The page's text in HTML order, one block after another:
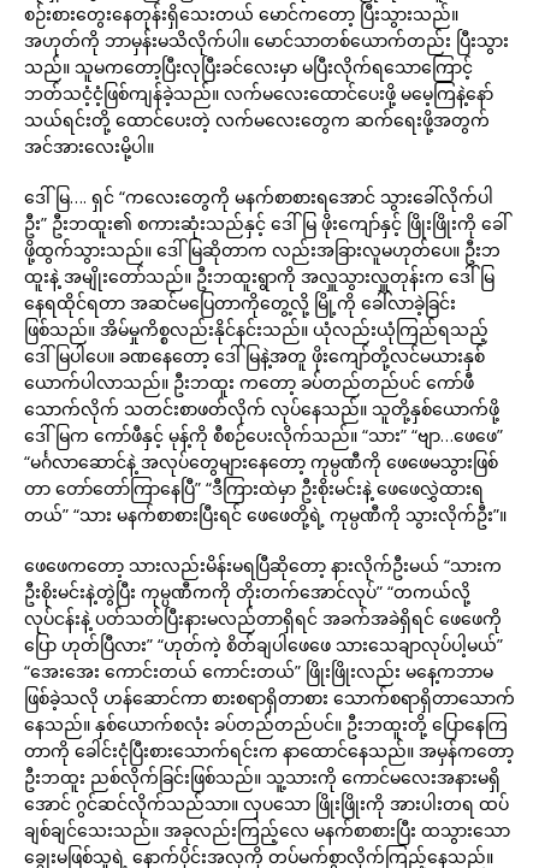
စဉ်းစားတွေးနေတုန်းရှိသေးတယ် မောင်ကတော့ ပြီးသွားသည်။
အဟုတ်ကို ဘာမှန်းမသိလိုက်ပါ။ မောင်သာတစ်ယောက်တည်း ပြီးသွား
သည်။ သူမကတော့ပြီးလုပြီးခင်လေးမှာ မပြီးလိုက်ရသောကြောင့်
ဘတ်သငံ့ငံ့ဖြစ်ကျန်ခဲ့သည်။ လက်မလေးထောင်ပေးဖို့ မမေ့ကြနဲ့နော်
သယ်ရင်းတို့ ထောင်ပေးတဲ့ လက်မလေးတွေက ဆက်ရေးဖို့အတွက်
အင်အားလေးမို့ပါ။
ဒေါ်မြ…. ရှင် “ကလေးတွေကို မနက်စာစားရအောင် သွားခေါ်လိုက်ပါ
ဦး” ဦးဘထူး၏ စကားဆုံးသည်နှင့် ဒေါ်မြ ဖိုးကျော်နှင့် ဖြိုးဖြိုးကို ခေါ်
ဖို့ထွက်သွားသည်။ ဒေါ်မြဆိုတာက လည်းအခြားလူမဟုတ်ပေ။ ဦးဘ
ထူးနဲ့ အမျိုးတော်သည်။ ဦးဘထူးရွာကို အလှူသွားလှူတုန်းက ဒေါ်မြ
နေရထိုင်ရတာ အဆင်မပြေတာကိုတွေ့လို့ မြို့ကို ခေါ်လာခဲ့ခြင်း
ဖြစ်သည်။ အိမ်မှုကိစ္စလည်းနိုင်နင်းသည်။ ယုံလည်းယုံကြည်ရသည့်
ဒေါ်မြပါပေ။ ခဏနေတော့ ဒေါ်မြနဲ့အတူ ဖိုးကျော်တို့လင်မယားနှစ်
ယောက်ပါလာသည်။ ဦးဘထူး ကတော့ ခပ်တည်တည်ပင် ကော်ဖီ
သောက်လိုက် သတင်းစာဖတ်လိုက် လုပ်နေသည်။ သူတို့နှစ်ယောက်ဖို့
ဒေါ်မြက ကော်ဖီနှင့် မုန့်ကို စီစဉ်ပေးလိုက်သည်။ “သား” “ဗျာ…ဖေဖေ”
“မင်္ဂလာဆောင်နဲ့ အလုပ်တွေများနေတော့ ကုမ္ပဏီကို ဖေဖေမသွားဖြစ်
တာ တော်တော်ကြာနေပြီ” “ဒီကြားထဲမှာ ဦးစိုးမင်းနဲ့ ဖေဖေလွှဲထားရ
တယ်” “သား မနက်စာစားပြီးရင် ဖေဖေတို့ရဲ့ ကုမ္ပဏီကို သွားလိုက်ဦး”။
ဖေဖေကတော့ သားလည်းမိန်းမရပြီဆိုတော့ နားလိုက်ဦးမယ် “သားက
ဦးစိုးမင်းနဲ့တွဲပြီး ကုမ္ပဏီကကို တိုးတက်အောင်လုပ်” “တကယ်လို့
လုပ်ငန်းနဲ့ ပတ်သတ်ပြီးနားမလည်တာရှိရင် အခက်အခဲရှိရင် ဖေဖေကို
ပြော ဟုတ်ပြီလား” “ဟုတ်ကဲ့ စိတ်ချပါဖေဖေ သားသေချာလုပ်ပါ့မယ်”
“အေးအေး ကောင်းတယ် ကောင်းတယ်” ဖြိုးဖြိုးလည်း မနေ့ကဘာမ
ဖြစ်ခဲ့သလို ဟန်ဆောင်ကာ စားစရာရှိတာစား သောက်စရာရှိတာသောက်
နေသည်။ နှစ်ယောက်စလုံး ခပ်တည်တည်ပင်။ ဦးဘထူးတို့ ပြောနေကြ
တာကို ခေါင်းငုံပြီးစားသောက်ရင်းက နာထောင်နေသည်။ အမှန်ကတော့
ဦးဘထူး ညစ်လိုက်ခြင်းဖြစ်သည်။ သူ့သားကို ကောင်မလေးအနားမရှိ
အောင် ဂွင်ဆင်လိုက်သည်သာ။ လှပသော ဖြိုးဖြိုးကို အားပါးတရ ထပ်
ချစ်ချင်သေးသည်။ အခုလည်းကြည့်လေ မနက်စာစားပြီး ထသွားသော
ချွေးမဖြစ်သူရဲ့ နောက်ပိုင်းအလှကို တပ်မက်စွာလိုက်ကြည့်နေသည်။